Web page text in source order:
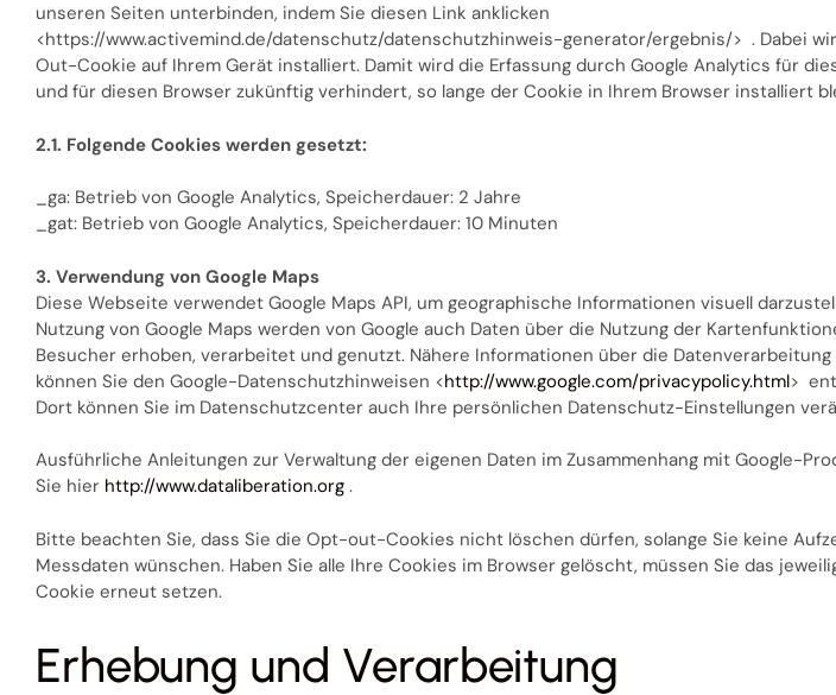
unseren Seiten unterbinden, indem Sie diesen Link anklicken
<https://www.activemind.de/datenschutz/datenschutzhinweis-generator/ergebnis/> . Dabei
Out-Cookie auf Ihrem Gerät installiert. Damit wird die Erfassung durch Google Analytics für
und für diesen Browser zukünftig verhindert, so lange der Cookie in Ihrem Browser installiert
2.1. Folgende Cookies werden gesetzt:
_ga: Betrieb von Google Analytics, Speicherdauer: 2 Jahre
_gat: Betrieb von Google Analytics, Speicherdauer: 10 Minuten
3. Verwendung von Google Maps
Diese Webseite verwendet Google Maps API, um geographische Informationen visuell
Nutzung von Google Maps werden von Google auch Daten über die Nutzung der
Besucher erhoben, verarbeitet und genutzt. Nähere Informationen über die Datenverarbeitung
können Sie den Google-Datenschutzhinweisen <http://www.google.com/privacypolicy.html>
Dort können Sie im Datenschutzcenter auch Ihre persönlichen Datenschutz-Einstellungen
Ausführliche Anleitungen zur Verwaltung der eigenen Daten im Zusammenhang mit Google-
Sie hier http://www.dataliberation.org .
Bitte beachten Sie, dass Sie die Opt-out-Cookies nicht löschen dürfen, solange Sie keine
Messdaten wünschen. Haben Sie alle Ihre Cookies im Browser gelöscht, müssen Sie das
Cookie erneut setzen.
Erhebung und Verarbeitung